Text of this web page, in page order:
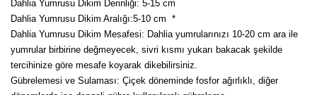
Dahlia Yumrusu Dikim Derinliği: 5-15 cm
Dahlia Yumrusu Dikim Aralığı:5-10 cm *
Dahlia Yumrusu Dikim Mesafesi: Dahlia yumrularınızı 10-20 cm ara ile
yumrular birbirine değmeyecek, sivri kısmı yukarı bakacak şekilde
tercihinize göre mesafe koyarak dikebilirsiniz.
Gübrelemesi ve Sulaması: Çiçek döneminde fosfor ağırlıklı, diğer